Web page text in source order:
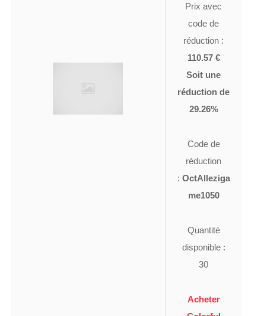
Prix avec
code de
réduction :
110.57 €
Soit une
réduction de
29.26%
Code de
réduction
: OctAlleziga
me1050
Quantité
disponible :
30
Acheter